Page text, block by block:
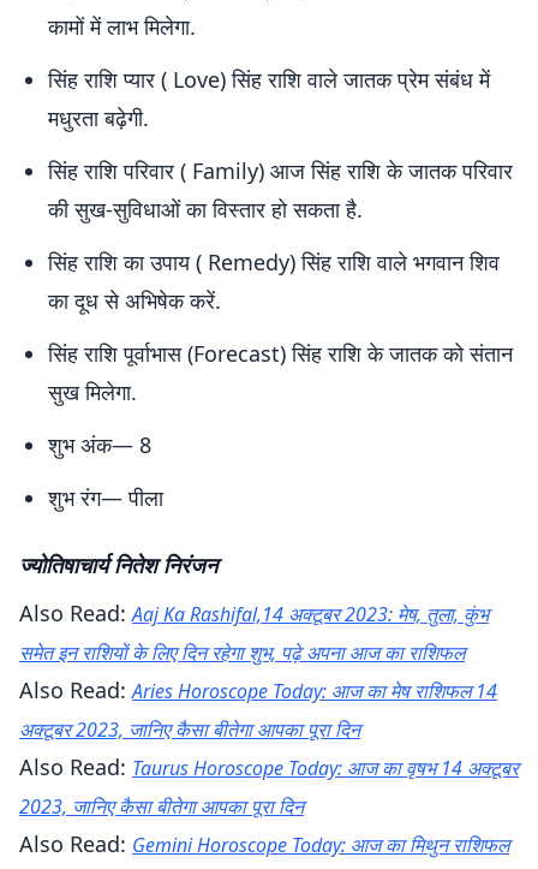
कामों में लाभ मिलेगा.
सिंह राशि प्यार ( Love) सिंह राशि वाले जातक प्रेम संबंध में
मधुरता बढ़ेगी.
सिंह राशि परिवार ( Family) आज सिंह राशि के जातक परिवार
की सुख-सुविधाओं का विस्तार हो सकता है.
सिंह राशि का उपाय ( Remedy) सिंह राशि वाले भगवान शिव
का दूध से अभिषेक करें.
सिंह राशि पूर्वाभास (Forecast) सिंह राशि के जातक को संतान
सुख मिलेगा.
शुभ अंक— 8
शुभ रंग— पीला
ज्योतिषाचार्य नितेश निरंजन
Also Read:Aaj Ka Rashifal,14 अक्टूबर 2023: मेष, तुला, कुंभ
समेत इन राशियों के लिए दिन रहेगा शुभ, पढ़े अपना आज का राशिफल
Also Read:Aries Horoscope Today: आज का मेष राशिफल 14
अक्टूबर 2023, जानिए कैसा बीतेगा आपका पूरा दिन
Also Read: Taurus Horoscope Today: आज का वृषभ 14 अक्टूबर
2023, जानिए कैसा बीतेगा आपका पूरा दिन
Also Read: Gemini Horoscope Today: आज का मिथुन राशिफल